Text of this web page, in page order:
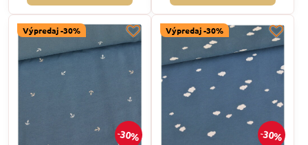
30%
Výpredaj -30%
30%
Výpredaj -30%